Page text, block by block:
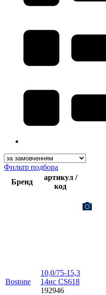
Фильтр подбора
Бренд
артикул /
код
Bostone
10,0/75-15,3
14нс CS618
192946